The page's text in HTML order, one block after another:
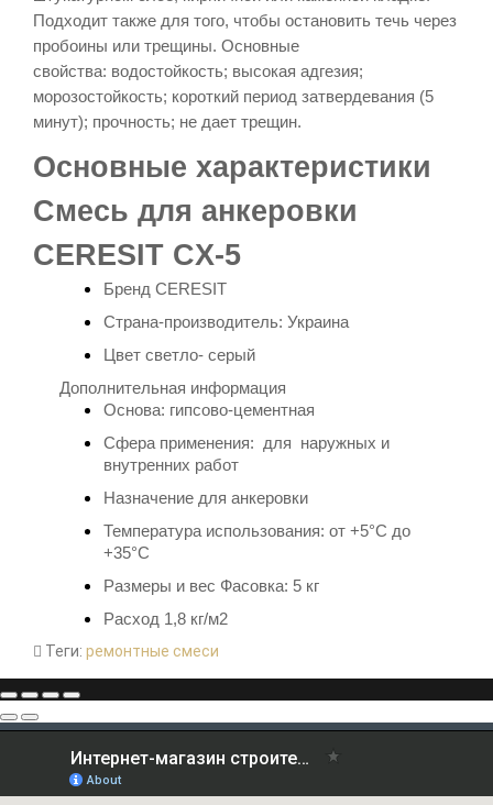
Подходит также для того, чтобы остановить течь через
пробоины или трещины. Основные
свойства: водостойкость; высокая адгезия;
морозостойкость; короткий период затвердевания (5
минут); прочность; не дает трещин.
Основные характеристики
Смесь для анкеровки
CERESIT CX-5
Бренд CERESIT
Страна-производитель: Украина
Цвет светло- серый
Дополнительная информация
Основа: гипсово-цементная
Сфера применения: для наружных и
внутренних работ
Назначение для анкеровки
Температура использования: от +5°С до
+35°С
Размеры и вес Фасовка: 5 кг
Расход 1,8 кг/м2
Теги: ремонтные смеси